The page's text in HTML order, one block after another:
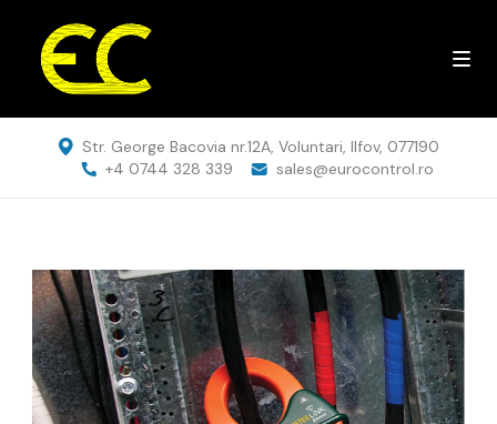
Str. George Bacovia nr.12A, Voluntari, Ilfov, 077190
+4 0744 328 339
sales@eurocontrol.ro